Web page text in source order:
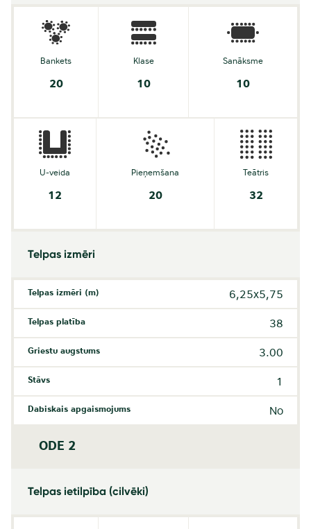
Bankets
20
Klase
10
Sanāksme
10
U-veida
12
Pieņemšana
20
Teātris
32
Telpas izmēri
Telpas izmēri (m) 6,25x5,75
Telpas platība 38
Griestu augstums 3.00
Stāvs 1
Dabiskais apgaismojums No
ODE 2
Telpas ietilpība (cilvēki)